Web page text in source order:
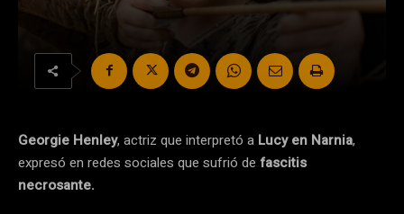
Georgie Henley, actriz que interpretó a Lucy en Narnia,
expresó en redes sociales que sufrió de fascitis
necrosante.